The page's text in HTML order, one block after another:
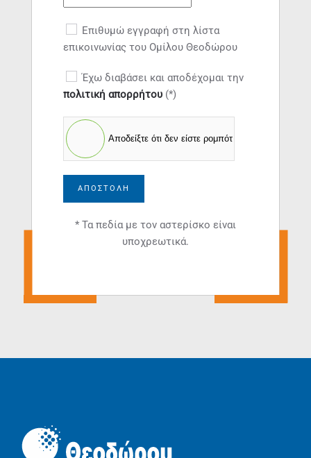
Επιθυμώ εγγραφή στη λίστα
επικοινωνίας του Ομίλου Θεοδώρου
Έχω διαβάσει και αποδέχομαι την
πολιτική απορρήτου (*)
Αποδείξτε ότι δεν είστε ρομπότ
ΑΠΟΣΤΟΛΉ
* Τα πεδία με τον αστερίσκο είναι
υποχρεωτικά.